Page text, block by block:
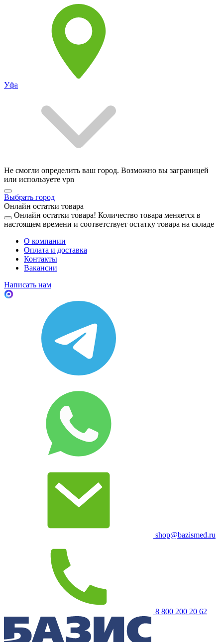
Уфа
Не смогли определить ваш город. Возможно вы заграницей
или используете vpn
Выбрать город
Онлайн остатки товара
Онлайн остатки товара! Количество товара меняется в
настоящем времени и соответствует остатку товара на складе
О компании
Оплата и доставка
Контакты
Вакансии
Написать нам
shop@bazismed.ru
8 800 200 20 62